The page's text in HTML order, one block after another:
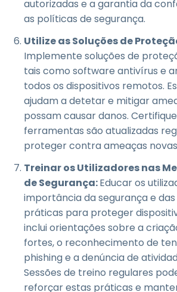
autorizadas e a garantia da
as políticas de segurança.
Utilize as Soluções de
Implemente soluções de
tais como software antivírus e
todos os dispositivos remotos.
ajudam a detetar e mitigar
possam causar danos.
ferramentas são atualizadas
proteger contra ameaças
Treinar os Utilizadores nas
de Segurança:Educar os
importância da segurança e
práticas para proteger
inclui orientações sobre a
fortes, o reconhecimento de
phishing e a denúncia de
Sessões de treino regulares
reforçar estas práticas e